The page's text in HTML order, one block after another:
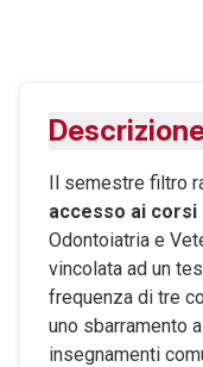
Maggiori
Il semestre filtro
accesso ai corsi
Odontoiatria e
vincolata ad un
frequenza di tre
uno sbarramento
insegnamenti